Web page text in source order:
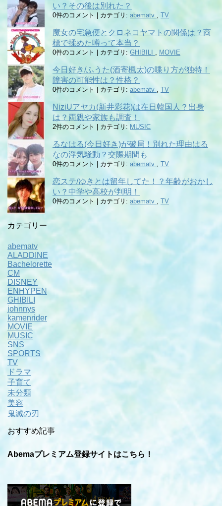
い？その後は別れた？
0件のコメント カテゴリ: abematv , TV
魔女の宅急便とクロネコヤマトの関係は？商
標で揉めた噂って本当？
0件のコメント カテゴリ: GHIBILI , MOVIE
今日好き/ふうた(酒寄楓太)の喋り方が独特！
障害の可能性は？性格？
0件のコメント カテゴリ: abematv , TV
NiziUアヤカ(新井彩花)は在日韓国人？出身
は？両親や家族も調査！
2件のコメント カテゴリ: MUSIC
るなはる(今日好き)が破局！別れた理由はる
なの浮気騒動？交際期間も
0件のコメント カテゴリ: abematv , TV
恋ステ/ゆきとは留年してた！？年齢がおかし
い？中学や高校が判明！
0件のコメント カテゴリ: abematv , TV
カテゴリー
abematv
ALADDINE
Bachelorette
CM
DISNEY
ENHYPEN
GHIBILI
johnnys
kamenrider
MOVIE
MUSIC
SNS
SPORTS
TV
ドラマ
子育て
未分類
美容
鬼滅の刃
おすすめ記事
Abemaプレミアム登録サイトはこちら！